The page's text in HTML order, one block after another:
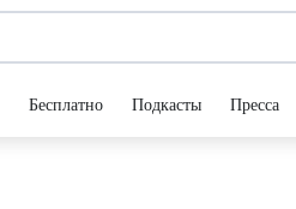
Бесплатно Подкасты Пресса